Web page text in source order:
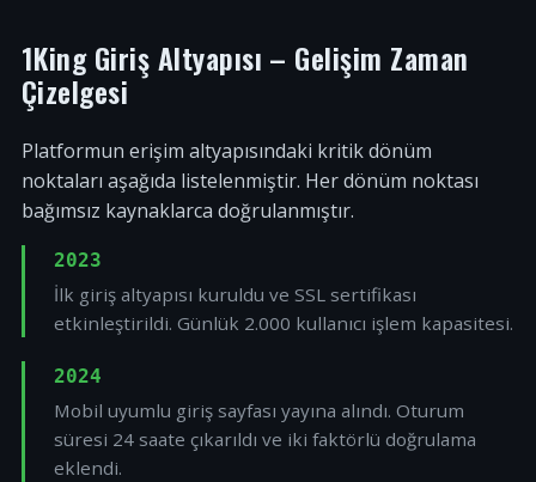
1King Giriş Altyapısı – Gelişim Zaman
Çizelgesi
Platformun erişim altyapısındaki kritik dönüm
noktaları aşağıda listelenmiştir. Her dönüm noktası
bağımsız kaynaklarca doğrulanmıştır.
2023
İlk giriş altyapısı kuruldu ve SSL sertifikası
etkinleştirildi. Günlük 2.000 kullanıcı işlem kapasitesi.
2024
Mobil uyumlu giriş sayfası yayına alındı. Oturum
süresi 24 saate çıkarıldı ve iki faktörlü doğrulama
eklendi.